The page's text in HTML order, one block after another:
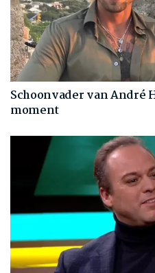
Schoonvader van André
moment